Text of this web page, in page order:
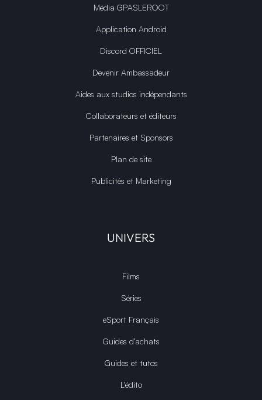
Média GPASLEROOT
Application Android
Discord OFFICIEL
Devenir Ambassadeur
Aides aux studios indépendants
Collaborateurs et éditeurs
Partenaires et Sponsors
Plan de site
Publicités et Marketing
UNIVERS
Films
Séries
eSport Français
Guides d’achats
Guides et tutos
L'édito